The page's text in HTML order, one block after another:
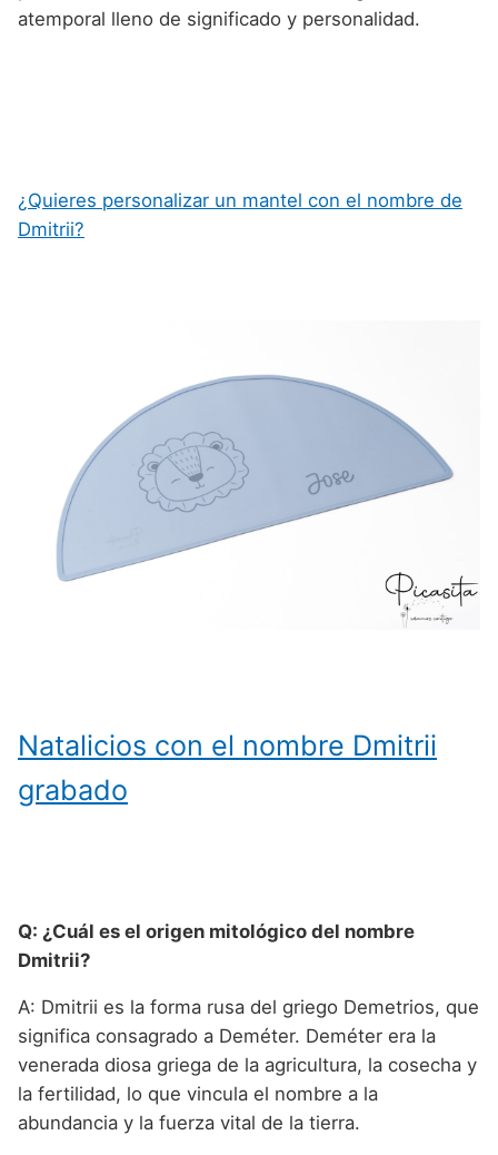
atemporal lleno de significado y personalidad.
¿Quieres personalizar un mantel con el nombre de
Dmitrii?
Natalicios con el nombre Dmitrii
grabado
Q: ¿Cuál es el origen mitológico del nombre
Dmitrii?
A: Dmitrii es la forma rusa del griego Demetrios, que
significa consagrado a Deméter. Deméter era la
venerada diosa griega de la agricultura, la cosecha y
la fertilidad, lo que vincula el nombre a la
abundancia y la fuerza vital de la tierra.